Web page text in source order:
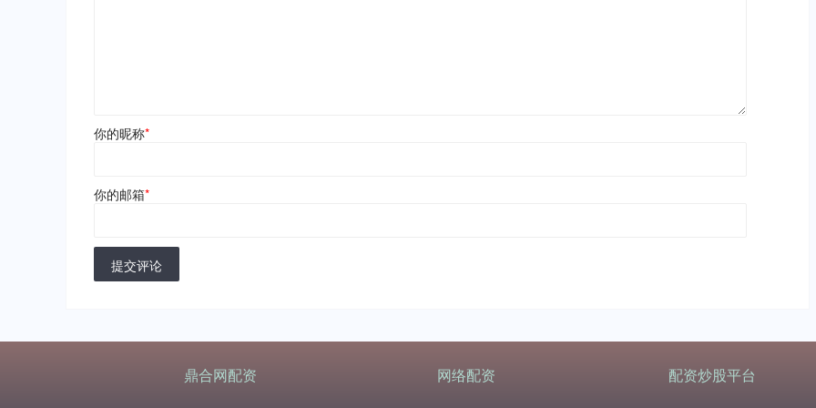
你的昵称*
你的邮箱*
提交评论
鼎合网配资 网络配资 配资炒股平台